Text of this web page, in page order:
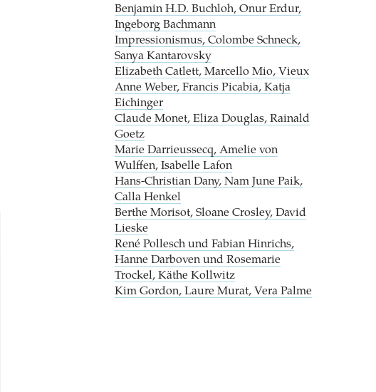
Benjamin H.D. Buchloh, Onur Erdur,
Ingeborg Bachmann
Impressionismus, Colombe Schneck,
Sanya Kantarovsky
Elizabeth Catlett, Marcello Mio, Vieux
Anne Weber, Francis Picabia, Katja
Eichinger
Claude Monet, Eliza Douglas, Rainald
Goetz
Marie Darrieussecq, Amelie von
Wulffen, Isabelle Lafon
Hans-Christian Dany, Nam June Paik,
Calla Henkel
Berthe Morisot, Sloane Crosley, David
Lieske
René Pollesch und Fabian Hinrichs,
Hanne Darboven und Rosemarie
Trockel, Käthe Kollwitz
Kim Gordon, Laure Murat, Vera Palme